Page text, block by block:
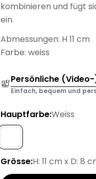
kombinieren und fügt
ein.
Abmessungen: H 11 cm
Farbe: weiss
Persönliche
Einfach, bequem und
Hauptfarbe:Weiss
Grösse:H: 11 cm x D: 8